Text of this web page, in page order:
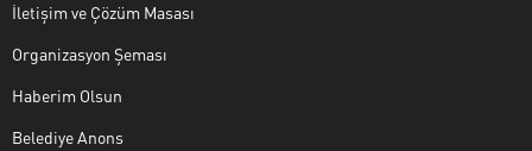
İletişim ve Çözüm Masası
Organizasyon Şeması
Haberim Olsun
Belediye Anons